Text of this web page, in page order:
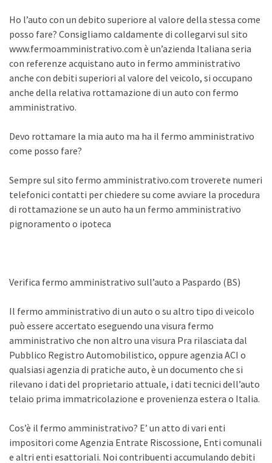
Ho l’auto con un debito superiore al valore della stessa come
posso fare? Consigliamo caldamente di collegarvi sul sito
www.fermoamministrativo.com è un’azienda Italiana seria
con referenze acquistano auto in fermo amministrativo
anche con debiti superiori al valore del veicolo, si occupano
anche della relativa rottamazione di un auto con fermo
amministrativo.
Devo rottamare la mia auto ma ha il fermo amministrativo
come posso fare?
Sempre sul sito fermo amministrativo.com troverete numeri
telefonici contatti per chiedere su come avviare la procedura
di rottamazione se un auto ha un fermo amministrativo
pignoramento o ipoteca
Verifica fermo amministrativo sull’auto a Paspardo (BS)
Il fermo amministrativo di un auto o su altro tipo di veicolo
può essere accertato eseguendo una visura fermo
amministrativo che non altro una visura Pra rilasciata dal
Pubblico Registro Automobilistico, oppure agenzia ACI o
qualsiasi agenzia di pratiche auto, è un documento che si
rilevano i dati del proprietario attuale, i dati tecnici dell’auto
telaio prima immatricolazione e provenienza estera o Italia.
Cos’è il fermo amministrativo? E’ un atto di vari enti
impositori come Agenzia Entrate Riscossione, Enti comunali
e altri enti esattoriali. Noi contribuenti accumulando debiti